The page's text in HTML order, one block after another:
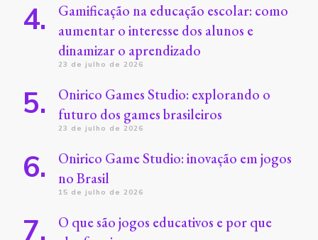
Gamificação na educação escolar: como
aumentar o interesse dos alunos e
dinamizar o aprendizado
23 de julho de 2026
Onirico Games Studio: explorando o
futuro dos games brasileiros
23 de julho de 2026
Onirico Game Studio: inovação em jogos
no Brasil
15 de julho de 2026
O que são jogos educativos e por que